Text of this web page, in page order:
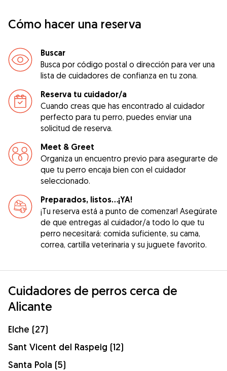
Cómo hacer una reserva
Buscar
Busca por código postal o dirección para ver una
lista de cuidadores de confianza en tu zona.
Reserva tu cuidador/a
Cuando creas que has encontrado al cuidador
perfecto para tu perro, puedes enviar una
solicitud de reserva.
Meet & Greet
Organiza un encuentro previo para asegurarte de
que tu perro encaja bien con el cuidador
seleccionado.
Preparados, listos...¡YA!
¡Tu reserva está a punto de comenzar! Asegúrate
de que entregas al cuidador/a todo lo que tu
perro necesitará: comida suficiente, su cama,
correa, cartilla veterinaria y su juguete favorito.
Cuidadores de perros cerca de
Alicante
Elche (27)
Sant Vicent del Raspeig (12)
Santa Pola (5)